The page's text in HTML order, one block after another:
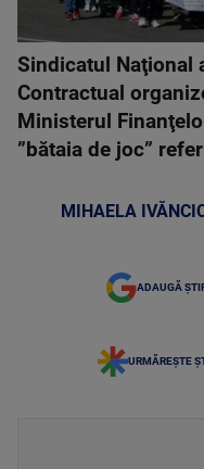
Sindicatul Naţional
Contractual
Ministerul
”bătaia de joc”
MIHAELA
ADAUGĂ
URMĂREȘTE